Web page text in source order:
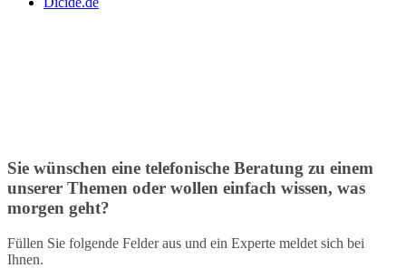
Sie wünschen eine telefonische Beratung zu einem
unserer Themen oder wollen einfach wissen, was
morgen geht?
Füllen Sie folgende Felder aus und ein Experte meldet sich bei
Ihnen.